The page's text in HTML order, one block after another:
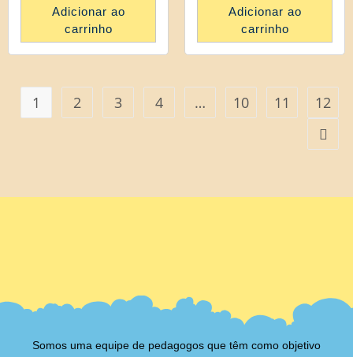
Adicionar ao
carrinho
Adicionar ao
carrinho
1 2 3 4 … 10 11 12
Somos uma equipe de pedagogos que têm como objetivo